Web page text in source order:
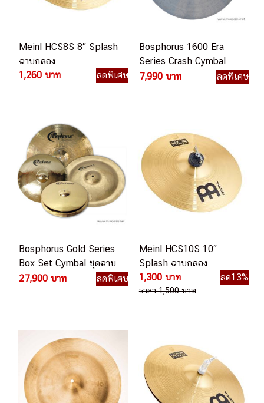
Meinl HCS8S 8″ Splash
ฉาบกลอง
1,260 บาท
ลดพิเศษ
Bosphorus 1600 Era
Series Crash Cymbal
ฉาบกลอง
7,990 บาท ลดพิเศษ
Bosphorus Gold Series
Box Set Cymbal ชุดฉาบ
กลอง
27,900 บาท ลดพิเศษ
Meinl HCS10S 10″
Splash ฉาบกลอง
1,300 บาท
ลด13%
ราคา 1,500 บาท